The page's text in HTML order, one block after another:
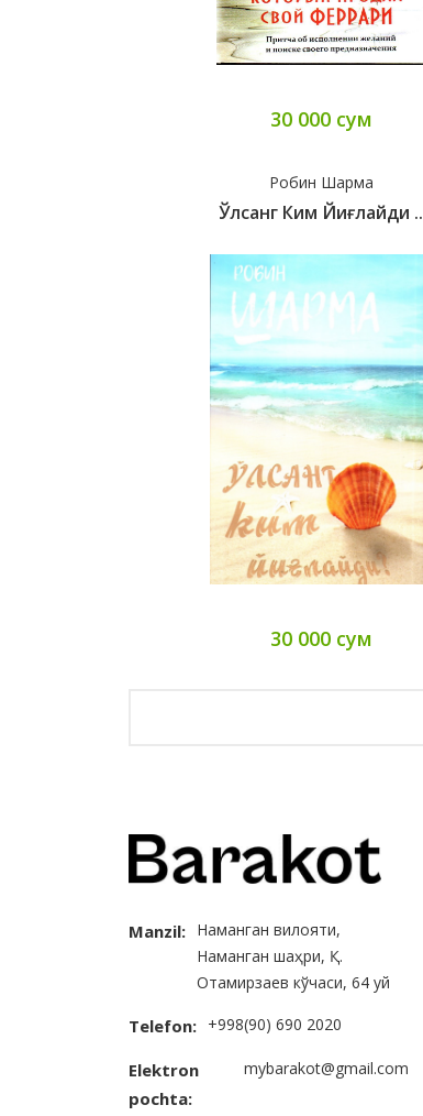
30 000 сум
Робин Шарма
Ўлсанг Ким Йиғлайди ..
30 000 сум
Manzil: Наманган вилояти,
Наманган шаҳри, Қ.
Отамирзаев кўчаси, 64 уй
Telefon: +998(90) 690 2020
Elektron
pochta:
mybarakot@gmail.com